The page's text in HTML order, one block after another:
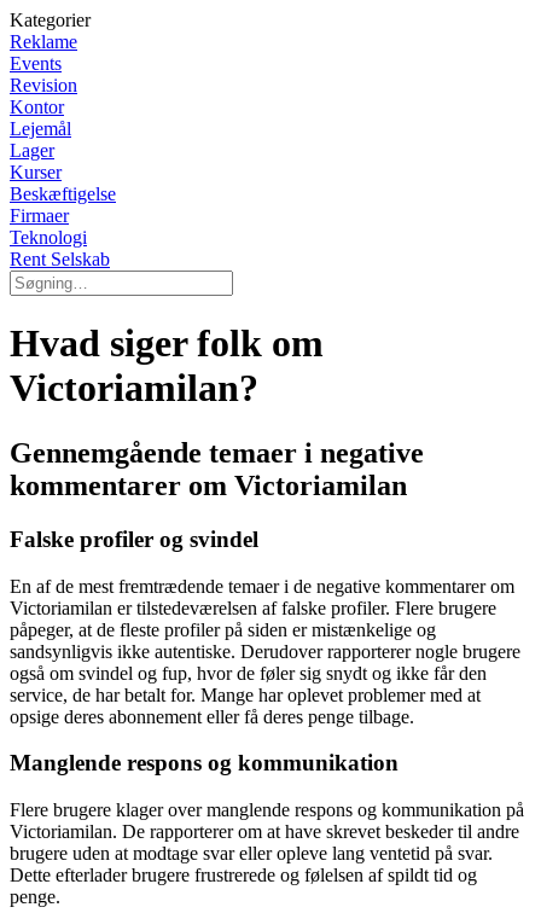
Kategorier
Reklame
Events
Revision
Kontor
Lejemål
Lager
Kurser
Beskæftigelse
Firmaer
Teknologi
Rent Selskab
Hvad siger folk om
Victoriamilan?
Gennemgående temaer i negative
kommentarer om Victoriamilan
Falske profiler og svindel
En af de mest fremtrædende temaer i de negative kommentarer om
Victoriamilan er tilstedeværelsen af falske profiler. Flere brugere
påpeger, at de fleste profiler på siden er mistænkelige og
sandsynligvis ikke autentiske. Derudover rapporterer nogle brugere
også om svindel og fup, hvor de føler sig snydt og ikke får den
service, de har betalt for. Mange har oplevet problemer med at
opsige deres abonnement eller få deres penge tilbage.
Manglende respons og kommunikation
Flere brugere klager over manglende respons og kommunikation på
Victoriamilan. De rapporterer om at have skrevet beskeder til andre
brugere uden at modtage svar eller opleve lang ventetid på svar.
Dette efterlader brugere frustrerede og følelsen af spildt tid og
penge.